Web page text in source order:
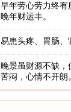
早年劳心劳力终有
晚年财运丰。
易患头疼、胃肠、
晚景虽财源不缺，
苦闷，心情不开朗